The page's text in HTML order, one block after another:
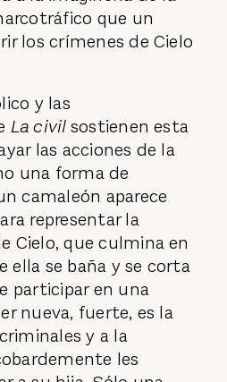
que un
los crímenes de Cielo
y las
La civilsostienen esta
las acciones de la
una forma de
camaleón aparece
representar la
Cielo, que culmina en
ella se baña y se corta
participar en una
nueva, fuerte, es la
y a la
les